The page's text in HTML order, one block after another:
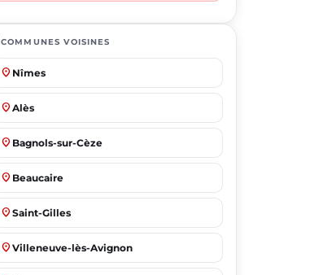
COMMUNES VOISINES
place Nîmes
place Alès
place Bagnols-sur-Cèze
place Beaucaire
place Saint-Gilles
place Villeneuve-lès-Avignon